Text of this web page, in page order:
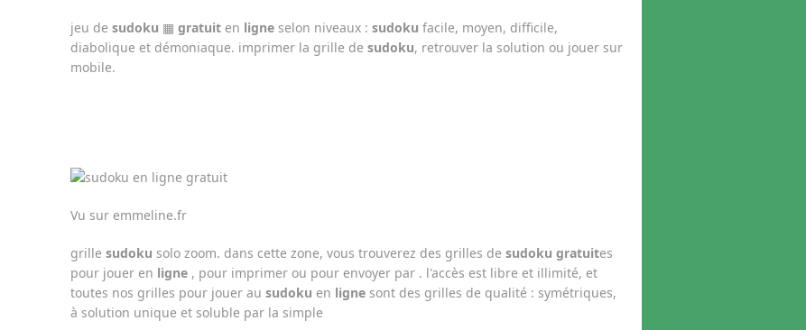
jeu de sudoku ▦ gratuiten ligneselon niveaux : sudoku facile, moyen, difficile,
diabolique et démoniaque. imprimer la grille de sudoku, retrouver la solution ou jouer sur
mobile.
Vu sur emmeline.fr
grille sudoku solo zoom. dans cette zone, vous trouverez des grilles de sudoku gratuites
pour jouer en ligne, pour imprimer ou pour envoyer par . l'accès est libre et illimité, et
toutes nos grilles pour jouer au sudoku en lignesont des grilles de qualité : symétriques,
à solution unique et soluble par la simple